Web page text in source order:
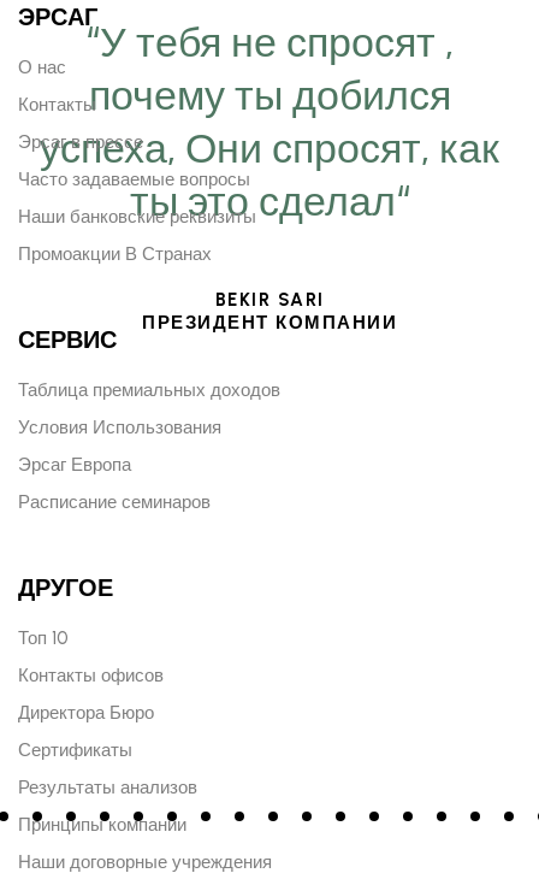
“У тебя не спросят ,
почему ты добился
успеха, Они спросят, как
ты это сделал“
BEKIR SARI
ПРЕЗИДЕНТ КОМПАНИИ
ЭРСАГ
О нас
Контакты
Эрсаг в прессе
Часто задаваемые вопросы
Наши банковские реквизиты
Промоакции В Странах
СЕРВИС
Таблица премиальных доходов
Условия Использования
Эрсаг Европа
Расписание семинаров
ДРУГОЕ
Топ 10
Контакты офисов
Директора Бюро
Сертификаты
Результаты анализов
Принципы компании
Наши договорные учреждения